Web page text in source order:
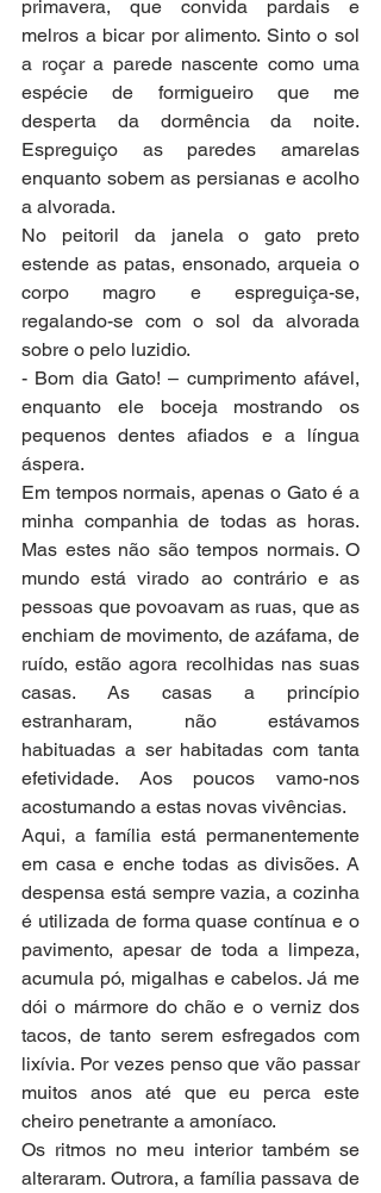
primavera, que convida pardais e
melros a bicar por alimento. Sinto o sol
a roçar a parede nascente como uma
espécie de formigueiro que me
desperta da dormência da noite.
Espreguiço as paredes amarelas
enquanto sobem as persianas e acolho
a alvorada.
No peitoril da janela o gato preto
estende as patas, ensonado, arqueia o
corpo magro e espreguiça-se,
regalando-se com o sol da alvorada
sobre o pelo luzidio.
- Bom dia Gato! – cumprimento afável,
enquanto ele boceja mostrando os
pequenos dentes afiados e a língua
áspera.
Em tempos normais, apenas o Gato é a
minha companhia de todas as horas.
Mas estes não são tempos normais. O
mundo está virado ao contrário e as
pessoas que povoavam as ruas, que as
enchiam de movimento, de azáfama, de
ruído, estão agora recolhidas nas suas
casas. As casas a princípio
estranharam, não estávamos
habituadas a ser habitadas com tanta
efetividade. Aos poucos vamo-nos
acostumando a estas novas vivências.
Aqui, a família está permanentemente
em casa e enche todas as divisões. A
despensa está sempre vazia, a cozinha
é utilizada de forma quase contínua e o
pavimento, apesar de toda a limpeza,
acumula pó, migalhas e cabelos. Já me
dói o mármore do chão e o verniz dos
tacos, de tanto serem esfregados com
lixívia. Por vezes penso que vão passar
muitos anos até que eu perca este
cheiro penetrante a amoníaco.
Os ritmos no meu interior também se
alteraram. Outrora, a família passava de